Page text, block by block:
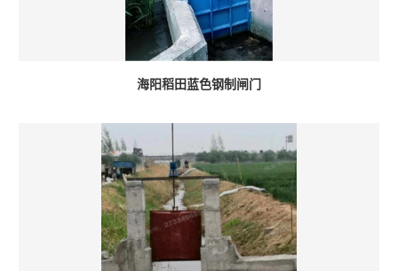
海阳稻田蓝色钢制闸门